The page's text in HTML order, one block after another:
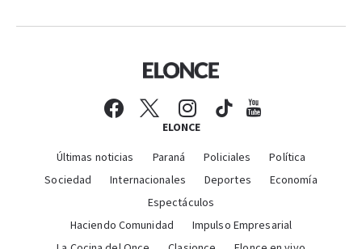
ELONCE
Últimas noticias Paraná Policiales
Política
Sociedad
Internacionales Deportes
Economía
Espectáculos
Haciendo Comunidad
Impulso Empresarial